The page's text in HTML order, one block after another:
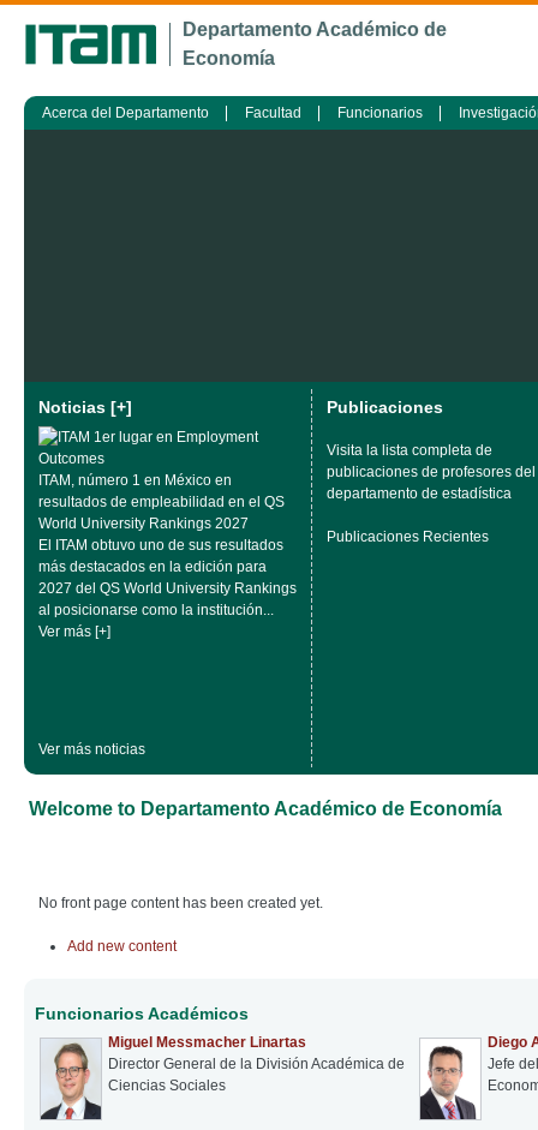
Departamento Académico de
Economía
Acerca del Departamento Facultad Funcionarios
Noticias [+]
ITAM, número 1 en México en
resultados de empleabilidad en el QS
World University Rankings 2027
El ITAM obtuvo uno de sus resultados
más destacados en la edición para
2027 del QS World University Rankings
al posicionarse como la institución...
Ver más [+]
Ver más noticias
Publicaciones
Visita la lista completa de
publicaciones de profesores del
departamento de estadística
Publicaciones Recientes
Welcome to Departamento Académico de Economía
No front page content has been created yet.
Add new content
Funcionarios Académicos
Miguel Messmacher Linartas
Director General de la División Académica de
Ciencias Sociales
Diego
Jefe